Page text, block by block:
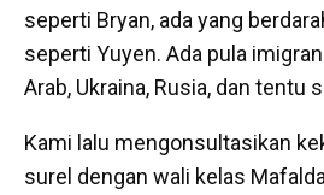
seperti Bryan, ada yang
seperti Yuyen. Ada pula
Arab, Ukraina, Rusia, dan tentu
Kami lalu mengonsultasikan
surel dengan wali kelas